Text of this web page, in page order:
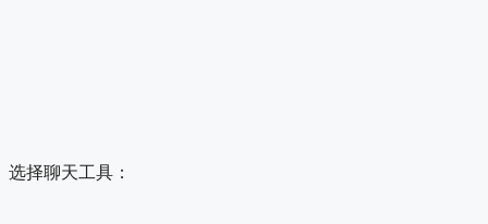
选择聊天工具：